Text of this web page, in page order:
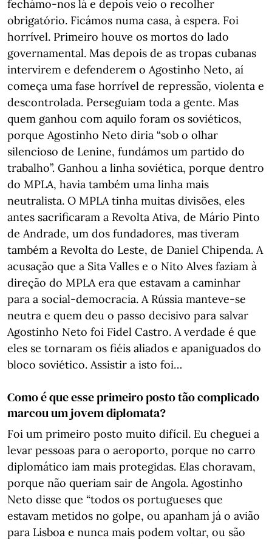
fechámo-nos lá e depois veio o recolher
obrigatório. Ficámos numa casa, à espera. Foi
horrível. Primeiro houve os mortos do lado
governamental. Mas depois de as tropas cubanas
intervirem e defenderem o Agostinho Neto, aí
começa uma fase horrível de repressão, violenta e
descontrolada. Perseguiam toda a gente. Mas
quem ganhou com aquilo foram os soviéticos,
porque Agostinho Neto diria “sob o olhar
silencioso de Lenine, fundámos um partido do
trabalho”. Ganhou a linha soviética, porque dentro
do MPLA, havia também uma linha mais
neutralista. O MPLA tinha muitas divisões, eles
antes sacrificaram a Revolta Ativa, de Mário Pinto
de Andrade, um dos fundadores, mas tiveram
também a Revolta do Leste, de Daniel Chipenda. A
acusação que a Sita Valles e o Nito Alves faziam à
direção do MPLA era que estavam a caminhar
para a social-democracia. A Rússia manteve-se
neutra e quem deu o passo decisivo para salvar
Agostinho Neto foi Fidel Castro. A verdade é que
eles se tornaram os fiéis aliados e apaniguados do
bloco soviético. Assistir a isto foi…
Como é que esse primeiro posto tão complicado
marcou um jovem diplomata?
Foi um primeiro posto muito difícil. Eu cheguei a
levar pessoas para o aeroporto, porque no carro
diplomático iam mais protegidas. Elas choravam,
porque não queriam sair de Angola. Agostinho
Neto disse que “todos os portugueses que
estavam metidos no golpe, ou apanham já o avião
para Lisboa e nunca mais podem voltar, ou são